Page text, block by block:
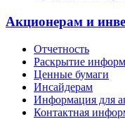
Акционерам и
Отчетность
Раскрытие
Ценные бумаги
Инсайдерам
Информация для
Контактная